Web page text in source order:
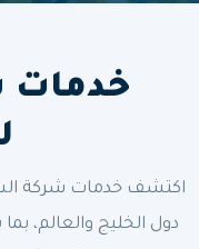
خدمات
اكتشف خدمات شركة
دول الخليج والعالم،